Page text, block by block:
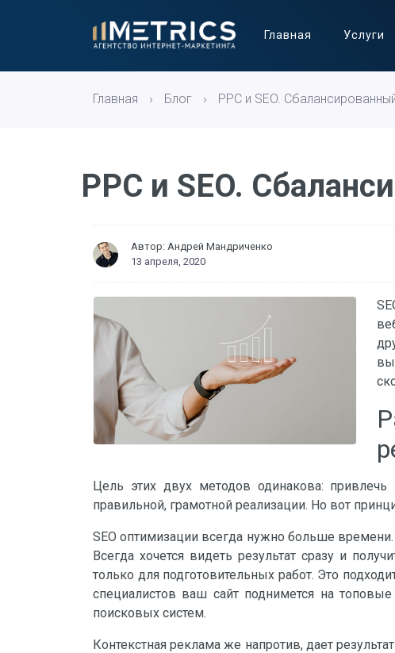
Главная Услуги
Главная › Блог › PPC и SEO.
PPC и SEO.
Автор: Андрей Мандриченко
13 апреля, 2020
Цель этих двух методов одинакова:
правильной, грамотной реализации. Но вот
SEO оптимизации всегда нужно больше
Всегда хочется видеть результат сразу и
только для подготовительных работ. Это
специалистов ваш сайт поднимется на
поисковых систем.
Контекстная реклама же напротив, дает